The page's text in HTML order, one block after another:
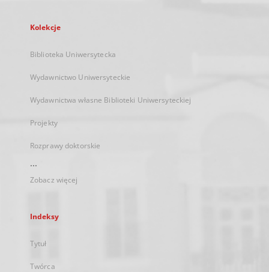
Kolekcje
Biblioteka Uniwersytecka
Wydawnictwo Uniwersyteckie
Wydawnictwa własne Biblioteki Uniwersyteckiej
Projekty
Rozprawy doktorskie
...
Zobacz więcej
Indeksy
Tytuł
Twórca